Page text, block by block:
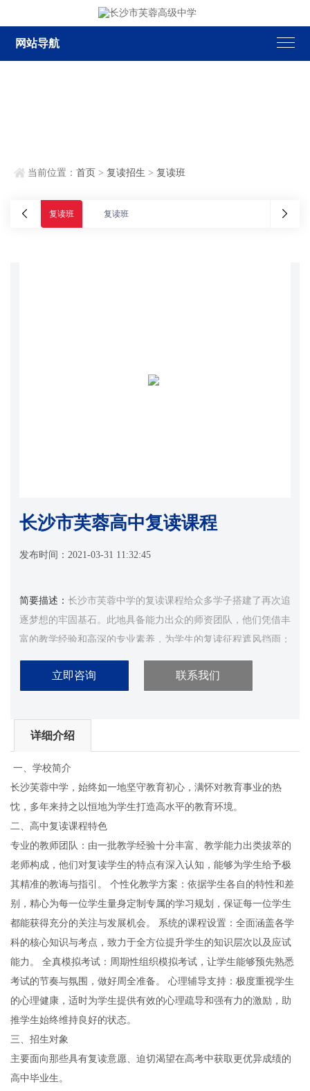
网站导航
当前位置：首页 >复读招生 >复读班
复读班 复读班
长沙市芙蓉高中复读课程
发布时间： 2021-03-31 11:32:45
简要描述： 长沙市芙蓉中学的复读课程给众多学子搭建了再次追
逐梦想的牢固基石。此地具备能力出众的师资团队，他们凭借丰
富的教学经验和高深的专业素养，为学生的复读征程遮风挡雨；
精心谋划的教学体系，全方位涵盖知识重点，合理引领学生进
步；完备的管理模式，保证学习环境的井然有序和高效利用；浓
学的复读课程，就是选定为自己的未来赋予无尽可能，让我们一
同在此重塑自身，朝着理想的大学阔步前行。...
立即咨询 联系我们
详细介绍
一、学校简介
长沙芙蓉中学，始终如一地坚守教育初心，满怀对教育事业的热
忱，多年来持之以恒地为学生打造高水平的教育环境。
二、高中复读课程特色
专业的教师团队：由一批教学经验十分丰富、教学能力出类拔萃的
老师构成，他们对复读学生的特点有深入认知，能够为学生给予极
其精准的教诲与指引。 个性化教学方案：依据学生各自的特性和差
别，精心为每一位学生量身定制专属的学习规划，保证每一位学生
都能获得充分的关注与发展机会。 系统的课程设置：全面涵盖各学
科的核心知识与考点，致力于全方位提升学生的知识层次以及应试
能力。 全真模拟考试：周期性组织模拟考试，让学生能够预先熟悉
考试的节奏与氛围，做好周全准备。 心理辅导支持：极度重视学生
的心理健康，适时为学生提供有效的心理疏导和强有力的激励，助
推学生始终维持良好的状态。
三、招生对象
主要面向那些具有复读意愿、迫切渴望在高考中获取更优异成绩的
高中毕业生。